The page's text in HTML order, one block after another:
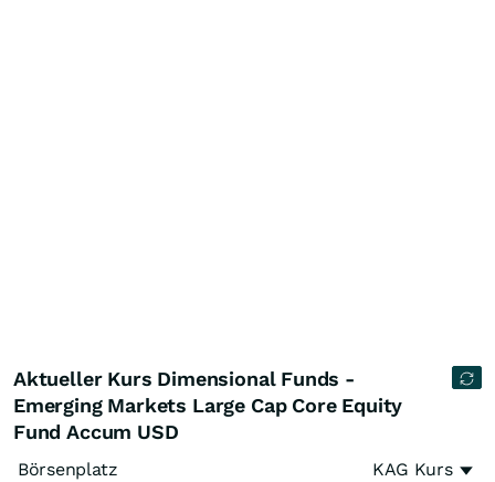
Aktueller Kurs Dimensional Funds -
Emerging Markets Large Cap Core Equity
Fund Accum USD
Börsenplatz KAG Kurs